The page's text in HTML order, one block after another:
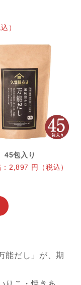
）
45包入り
：2,897 円（税込）
能だし」が、期